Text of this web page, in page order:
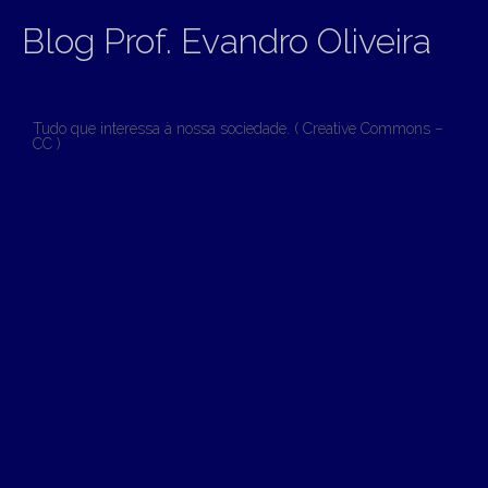
Blog Prof. Evandro Oliveira
Tudo que interessa à nossa sociedade. ( Creative Commons –
CC )